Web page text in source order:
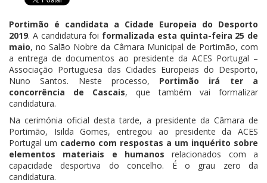
Portimão é candidata a Cidade Europeia do Desporto
2019. A candidatura foi formalizada esta quinta-feira 25 de
maio, no Salão Nobre da Câmara Municipal de Portimão, com
a entrega de documentos ao presidente da ACES Portugal –
Associação Portuguesa das Cidades Europeias do Desporto,
Nuno Santos. Neste processo, Portimão irá ter a
concorrência de Cascais, que também vai formalizar
candidatura.
Na cerimónia oficial desta tarde, a presidente da Câmara de
Portimão, Isilda Gomes, entregou ao presidente da ACES
Portugal um caderno com respostas a um inquérito sobre
elementos materiais e humanos relacionados com a
capacidade desportiva do concelho. É o grau zero da
candidatura.